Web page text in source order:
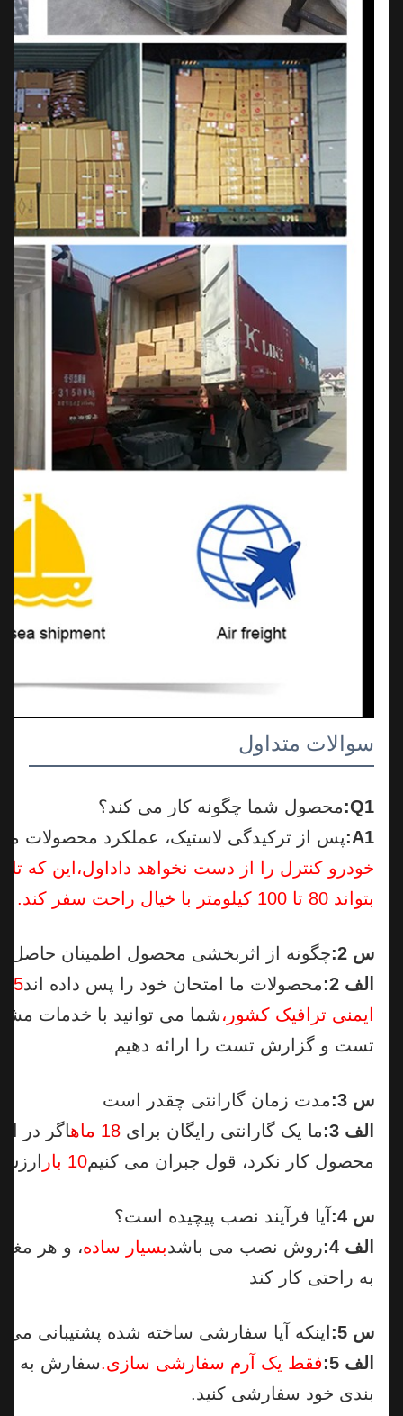
سوالات متداول
محصول شما چگونه کار می کند؟
پس از ترکیدگی لاستیک، عملکرد محصولات ما
خودرو کنترل را از دست نخواهد داداول،این که تایر
بتواند 80 تا 100 کیلومتر با خیال راحت سفر کند.
چگونه از اثربخشی محصول اطمینان حاصل
محصولات ما امتحان خود را پس داده اند 5
ایمنی ترافیک کشور،شما می توانید با خدمات مشتری
تست و گزارش تست را ارائه دهیم
مدت زمان گارانتی چقدر است
ما یک گارانتی رایگان برای 18 ماه
اگر در این
محصول کار نکرد، قول جبران می کنیم10 بار ارزش
آیا فرآیند نصب پیچیده است؟
روش نصب می باشدبسیار ساده، و هر مغازه
به راحتی کار کند
اینکه آیا سفارشی ساخته شده پشتیبانی می
فقط یک آرم سفارشی سازی.
بندی خود سفارشی کنید.